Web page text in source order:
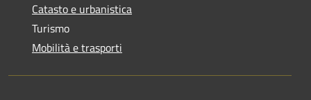
Catasto e urbanistica
Turismo
Mobilità e trasporti